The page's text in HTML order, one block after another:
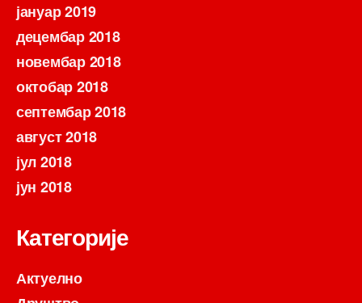
јануар 2019
децембар 2018
новембар 2018
октобар 2018
септембар 2018
август 2018
јул 2018
јун 2018
Категорије
Актуелно